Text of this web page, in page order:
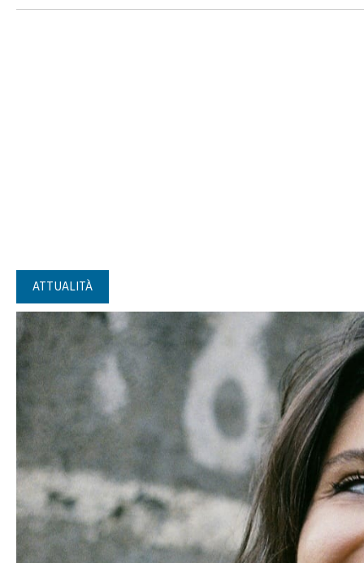
ATTUALITÀ